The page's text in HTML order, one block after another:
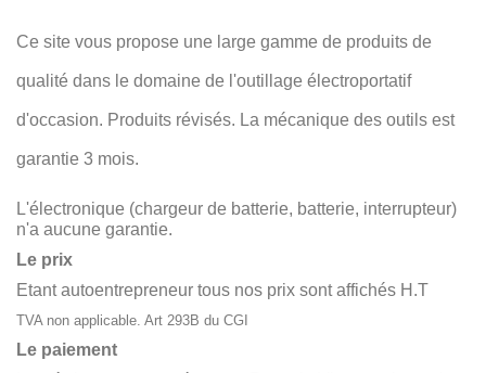
Ce site vous propose une large gamme de produits de
qualité dans le domaine de l'outillage électroportatif
d'occasion. Produits révisés. La mécanique des outils est
garantie 3 mois.
L'électronique (chargeur de batterie, batterie, interrupteur)
n'a aucune garantie.
Le prix
Etant autoentrepreneur tous nos prix sont affichés H.T
TVA non applicable. Art 293B du CGI
Le paiement